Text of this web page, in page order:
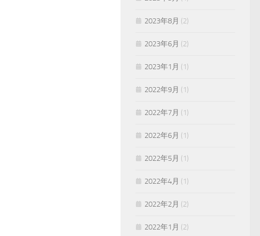
2023年8月 (2)
2023年6月 (2)
2023年1月 (1)
2022年9月 (1)
2022年7月 (1)
2022年6月 (1)
2022年5月 (1)
2022年4月 (1)
2022年2月 (2)
2022年1月 (2)